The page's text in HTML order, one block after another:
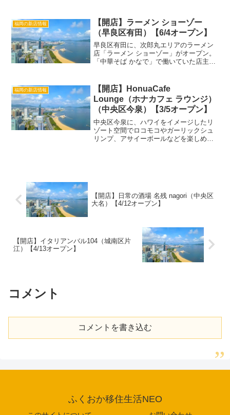
ェアした投稿「和魂たつ」詳細店...
福岡の新店情報
【開店】ラーメン ショーゾー
（早良区有田）【6/4オープン】
早良区有田に、次郎丸エリアのラーメン
店「ラーメン ショーゾー」がオープン。
「中華そば かなで」で働いていた店主に
Instagramで見る ラーメンショーゾー
(@ramen_...
福岡の新店情報
【開店】HonuaCafe
Lounge（ホナカフェ ラウンジ）
（中央区今泉）【3/5オープン】
中央区今泉に、ハワイをイメージしたリ
ゾート空間でロコモコやガーリックシュ
リンプ、アサイーボールなどを楽しめる
【開店】日常の酒場 名残 nagori（中央区
大名）【4/12オープン】
【開店】イタリアンバル104（城南区片
江）【4/13オープン】
コメント
コメントを書き込む
ふくおか移住生活NEO